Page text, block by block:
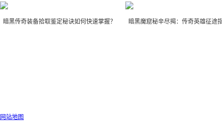
暗黑传奇装备拾取鉴定秘诀如何快速掌握？ 暗黑魔窟秘辛尽揭：传奇英雄征途
网站地图